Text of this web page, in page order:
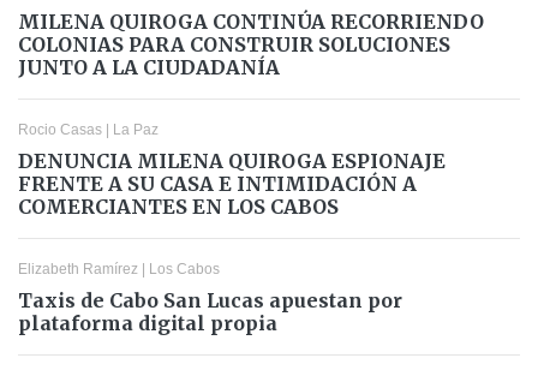
MILENA QUIROGA CONTINÚA RECORRIENDO
COLONIAS PARA CONSTRUIR SOLUCIONES
JUNTO A LA CIUDADANÍA
Rocio Casas | La Paz
DENUNCIA MILENA QUIROGA ESPIONAJE
FRENTE A SU CASA E INTIMIDACIÓN A
COMERCIANTES EN LOS CABOS
Elizabeth Ramírez | Los Cabos
Taxis de Cabo San Lucas apuestan por
plataforma digital propia